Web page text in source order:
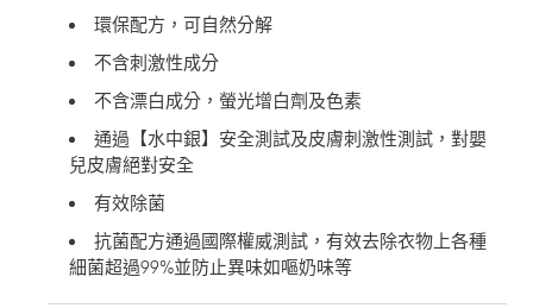
環保配方，可自然分解
不含刺激性成分
不含漂白成分，螢光增白劑及色素
通過【水中銀】安全測試及皮膚刺激性測試，對嬰
兒皮膚絕對安全
有效除菌
抗菌配方通過國際權威測試，有效去除衣物上各種
細菌超過99%並防止異味如嘔奶味等